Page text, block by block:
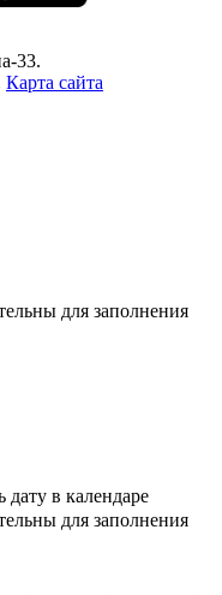
33.
Карта сайта
для заполнения
для заполнения